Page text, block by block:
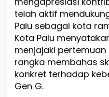
telah aktif
Palu sebagai kota
Kota Palu
menjajaki
rangka membahas
konkret terhadap
Gen G.